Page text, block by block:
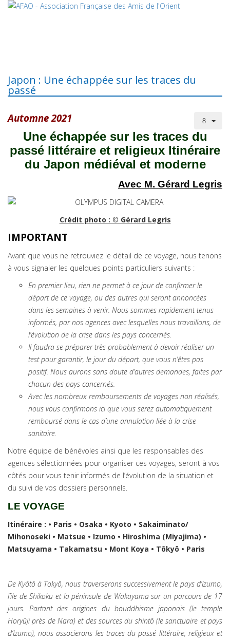
Japon : Une échappée sur les traces du
passé
Automne 2021
Une échappée sur les traces du
passé littéraire et religieux Itinéraire
du Japon médiéval et moderne
Avec M. Gérard Legris
Crédit photo : © Gérard Legris
IMPORTANT
Avant que vous ne retrouviez le détail de ce voyage, nous tenons
à vous signaler les quelques points particuliers suivants :
En premier lieu, rien ne permet à ce jour de confirmer le
départ de ce voyage, ou des autres qui seront annoncées
dans les semaines à venir. Nous sommes rapidement tenus
informés, par nos agences avec lesquelles nous travaillons, de
l’évolution de la crise dans les pays concernés.
Il faudra se préparer très probablement à devoir réaliser un
test pour garantir, le jour du départ, que vous n’êtes pas
positif. Nous aurons sans doute d’autres demandes, faites par
chacun des pays concernés.
Avec les nombreux remboursements de voyages non réalisés,
nous vous confirmons ici que vous serez automatiquement
remboursé dans le cas d’une annulation liée à la crise
sanitaire.
Notre équipe de bénévoles ainsi que les responsables des
agences sélectionnées pour organiser ces voyages, seront à vos
côtés pour vous tenir informés de l’évolution de la situation et
du suivi de vos dossiers personnels.
LE VOYAGE
Itinéraire : • Paris • Osaka • Kyoto • Sakaiminato/
Mihonoseki • Matsue • Izumo • Hiroshima (Miyajima) •
Matsuyama • Takamatsu • Mont Koya • Tôkyô • Paris
De Kyôtô à Tokyô, nous traverserons successivement le pays d’Izumo,
l’ile de Shikoku et la péninsule de Wakayama sur un parcours de 17
jours. Partant des origines du bouddhisme japonais (le temple
Horyûji près de Nara) et des sources du shintô (le sanctuaire et pays
d’Izumo), nous associerons les traces du passé littéraire, religieux et